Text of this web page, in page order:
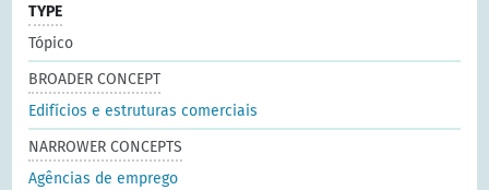
TYPE
Tópico
BROADER CONCEPT
Edifícios e estruturas comerciais
NARROWER CONCEPTS
Agências de emprego